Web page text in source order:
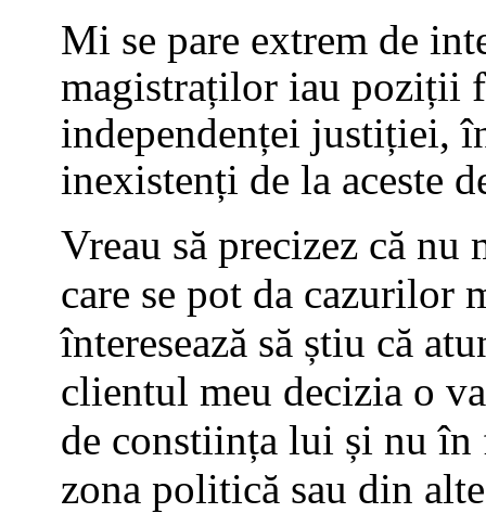
Mi se pare extrem de
magistraților iau poziții
independenței justiției,
inexistenți de la aceste
Vreau să precizez că
care se pot da cazurilor
înteresează să știu că
clientul meu decizia o
de constiința lui și nu
zona politică sau din